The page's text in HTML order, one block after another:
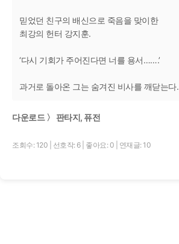
믿었던 친구의 배신으로 죽음을 맞이한
최강의 헌터 강지훈.
‘다시 기회가 주어진다면 너를 용서…….’
과거로 돌아온 그는 숨겨진 비사를 깨닫는다.
다운로드 〉 판타지, 퓨전
조회수: 120 선호작: 6 좋아요: 0 연재글: 10